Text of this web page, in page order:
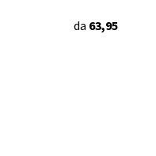
da 63,95